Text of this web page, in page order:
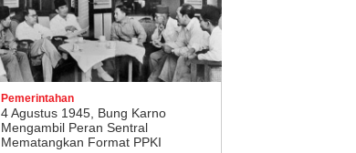
Pemerintahan
4 Agustus 1945, Bung Karno
Mengambil Peran Sentral
Mematangkan Format PPKI